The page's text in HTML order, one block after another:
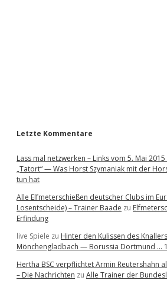
Letzte Kommentare
Lass mal netzwerken – Links vom 5. Mai
„Tatort“ — Was Horst Szymaniak mit der
tun hat
Alle Elfmeterschießen deutscher Clubs im
Losentscheide) – Trainer Baade zu
Erfindung
live Spiele zu Hinter den Kulissen des
Mönchengladbach — Borussia Dortmund …
Hertha BSC verpflichtet Armin Reutershahn
– Die Nachrichten zu Alle Trainer der